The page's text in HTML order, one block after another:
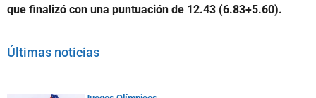
que finalizó con una puntuación de 12.43 (6.83+5.60).
Últimas noticias